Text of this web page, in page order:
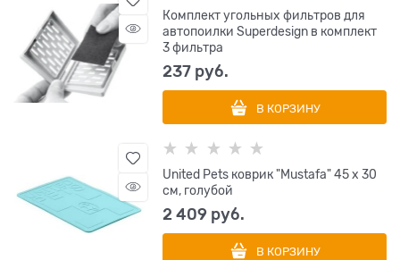
Комплект угольных фильтров для
автопоилки Superdesign в комплект
3 фильтра
237 руб.
В КОРЗИНУ
United Pets коврик "Mustafa" 45 х 30
см, голубой
2 409 руб.
В КОРЗИНУ